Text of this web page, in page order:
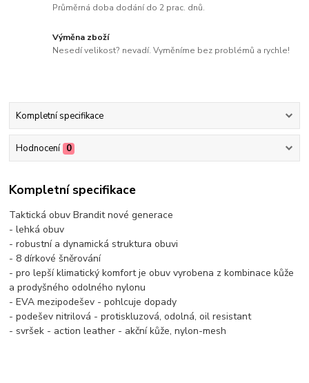
Průměrná doba dodání do 2 prac. dnů.
Výměna zboží
Nesedí velikost? nevadí. Vyměníme bez problémů a rychle!
Kompletní specifikace
Hodnocení 0
Kompletní specifikace
Taktická obuv Brandit nové generace
- lehká obuv
- robustní a dynamická struktura obuvi
- 8 dírkové šněrování
- pro lepší klimatický komfort je obuv vyrobena z kombinace kůže
a prodyšného odolného nylonu
- EVA mezipodešev - pohlcuje dopady
- podešev nitrilová - protiskluzová, odolná, oil resistant
- svršek - action leather - akční kůže, nylon-mesh